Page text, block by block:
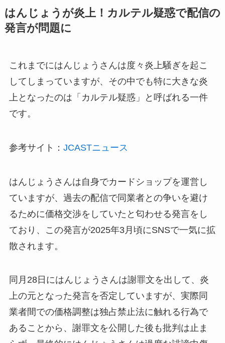
はんじょうが炎上！カルテル疑惑で配信の
発言が問題に
これまでにはんじょうさんは度々炎上騒ぎを起こ
してしまっていますが、その中でも特に大きな炎
上となったのは「カルテル疑惑」と呼ばれる一件
です。
参考サイト： JCASTニュース
はんじょうさんは自身でカードショップを運営し
ていますが、過去の配信で同業者との争いを避け
るために価格交渉をしていたと匂わせる発言をし
ており、この発言が2025年3月頃にSNSで一気に拡
散されます。
同月28日にはんじょうさんは謝罪文を出して、炎
上の元となった発言を否定していますが、実際同
業者間での価格調整は独占禁止法に触れる行為で
あることから、謝罪文を公開した後も批判は止ま